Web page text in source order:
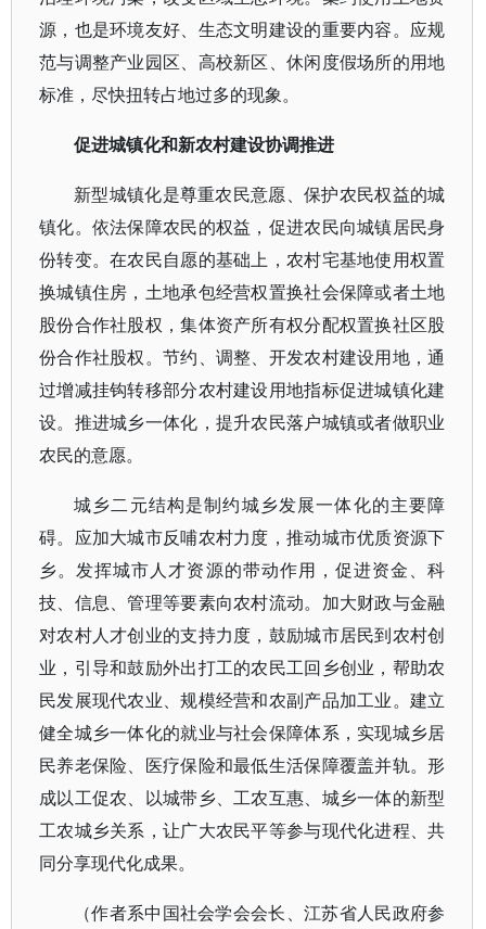
源，也是环境友好、生态文明建设的重要内容。应规
范与调整产业园区、高校新区、休闲度假场所的用地
标准，尽快扭转占地过多的现象。
促进城镇化和新农村建设协调推进
新型城镇化是尊重农民意愿、保护农民权益的城
镇化。依法保障农民的权益，促进农民向城镇居民身
份转变。在农民自愿的基础上，农村宅基地使用权置
换城镇住房，土地承包经营权置换社会保障或者土地
股份合作社股权，集体资产所有权分配权置换社区股
份合作社股权。节约、调整、开发农村建设用地，通
过增减挂钩转移部分农村建设用地指标促进城镇化建
设。推进城乡一体化，提升农民落户城镇或者做职业
农民的意愿。
城乡二元结构是制约城乡发展一体化的主要障
碍。应加大城市反哺农村力度，推动城市优质资源下
乡。发挥城市人才资源的带动作用，促进资金、科
技、信息、管理等要素向农村流动。加大财政与金融
对农村人才创业的支持力度，鼓励城市居民到农村创
业，引导和鼓励外出打工的农民工回乡创业，帮助农
民发展现代农业、规模经营和农副产品加工业。建立
健全城乡一体化的就业与社会保障体系，实现城乡居
民养老保险、医疗保险和最低生活保障覆盖并轨。形
成以工促农、以城带乡、工农互惠、城乡一体的新型
工农城乡关系，让广大农民平等参与现代化进程、共
同分享现代化成果。
（作者系中国社会学会会长、江苏省人民政府参